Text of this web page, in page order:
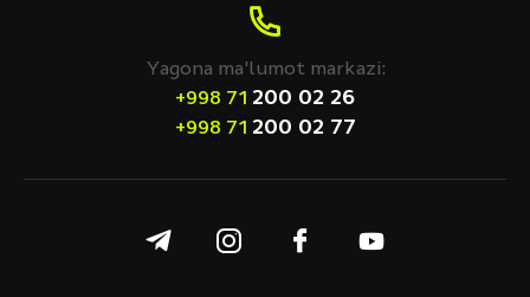
Yagona ma'lumot markazi:
+998 71 200 02 26
+998 71 200 02 77